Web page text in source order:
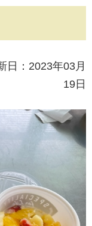
：2023年03月
19日